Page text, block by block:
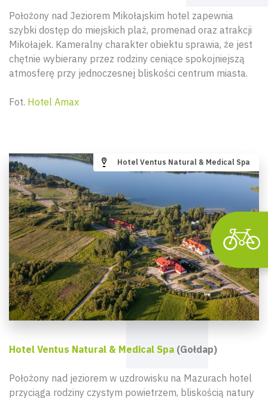
Położony nad Jeziorem Mikołajskim hotel zapewnia
szybki dostęp do miejskich plaż, promenad oraz atrakcji
Mikołajek. Kameralny charakter obiektu sprawia, że jest
chętnie wybierany przez rodziny ceniące spokojniejszą
atmosferę przy jednoczesnej bliskości centrum miasta.
Fot. Hotel Amax
Hotel Ventus Natural & Medical Spa
Hotel Ventus Natural & Medical Spa (Gołdap)
Położony nad jeziorem w uzdrowisku na Mazurach hotel
przyciąga rodziny czystym powietrzem, bliskością natury